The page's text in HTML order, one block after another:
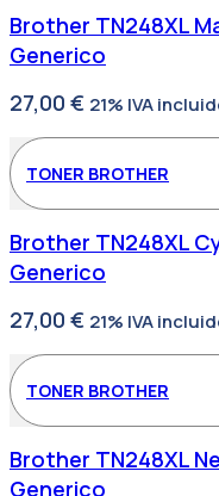
Brother TN248XL
Generico
27,00 € 21% IVA
TONER BROTHER
Brother TN248XL
Generico
27,00 € 21% IVA
TONER BROTHER
Brother TN248XL
Generico